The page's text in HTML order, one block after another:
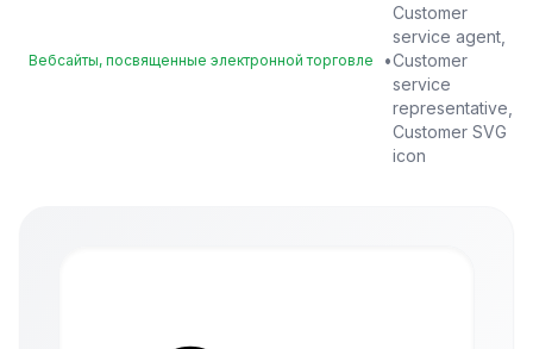
Вебсайты, посвященные электронной торговле •
Customer
service agent,
Customer
service
representative,
Customer SVG
icon